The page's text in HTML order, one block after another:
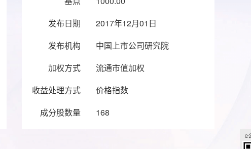
发布日期
2017年12月01日
发布机构
中国上市公司研究院
加权方式
流通市值加权
收益处理方式
价格指数
成分股数量
168